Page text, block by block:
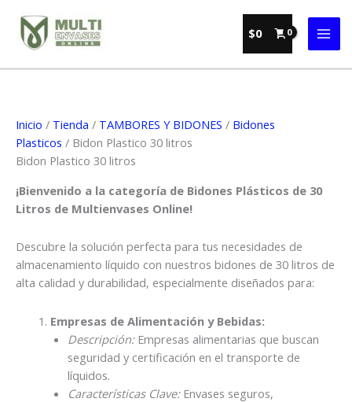
contenido
$0
Inicio / Tienda / TAMBORES Y BIDONES / Bidones
Plasticos / Bidon Plastico 30 litros
Bidon Plastico 30 litros
¡Bienvenido a la categoría de Bidones Plásticos de 30
Litros de Multienvases Online!
Descubre la solución perfecta para tus necesidades de
almacenamiento líquido con nuestros bidones de 30 litros de
alta calidad y durabilidad, especialmente diseñados para:
Empresas de Alimentación y Bebidas:
Descripción:Empresas alimentarias que buscan
seguridad y certificación en el transporte de
líquidos.
Características Clave:Envases seguros,